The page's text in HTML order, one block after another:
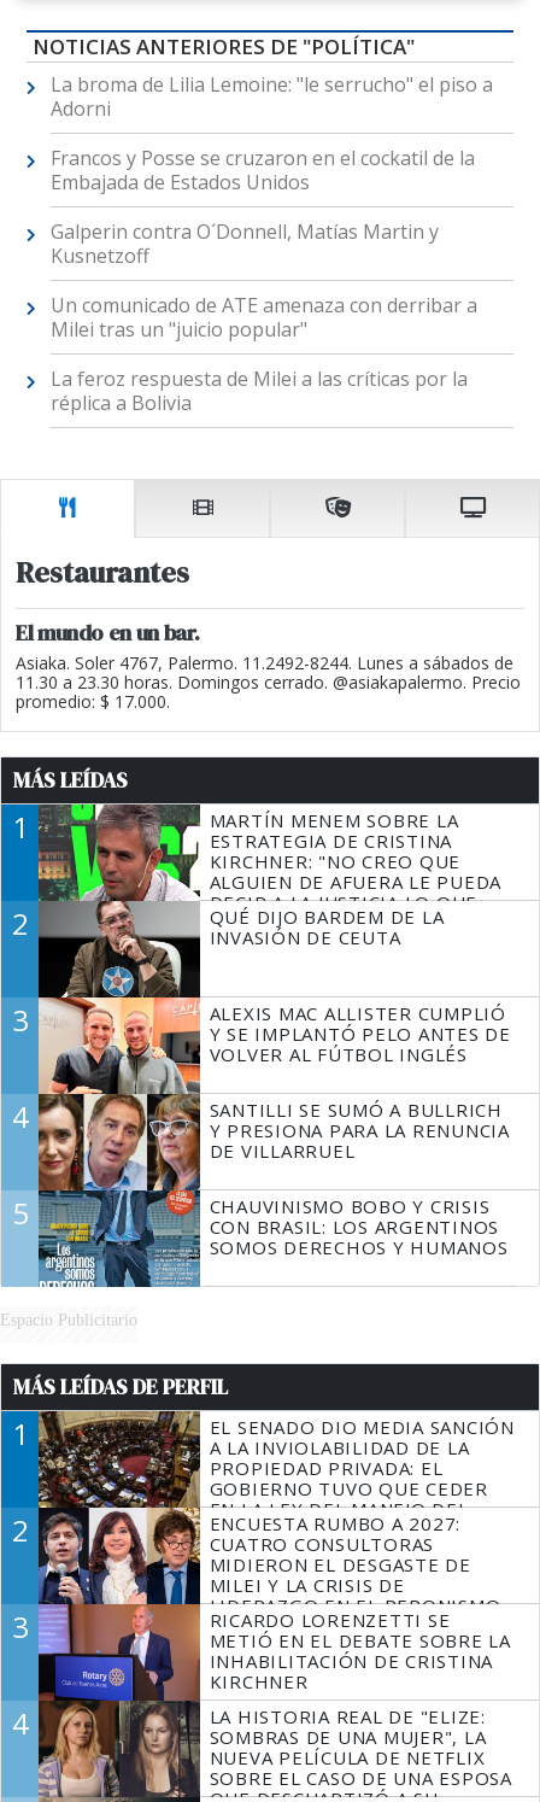
NOTICIAS ANTERIORES DE "POLÍTICA"
La broma de Lilia Lemoine: "le serrucho" el piso a
Adorni
Francos y Posse se cruzaron en el cockatil de la
Embajada de Estados Unidos
Galperin contra O´Donnell, Matías Martin y
Kusnetzoff
Un comunicado de ATE amenaza con derribar a
Milei tras un "juicio popular"
La feroz respuesta de Milei a las críticas por la
réplica a Bolivia
Restaurantes
El mundo en un bar.
Asiaka. Soler 4767, Palermo. 11.2492-8244. Lunes a sábados de
11.30 a 23.30 horas. Domingos cerrado. @asiakapalermo. Precio
promedio: $ 17.000.
MÁS LEÍDAS
1
MARTÍN MENEM SOBRE LA
ESTRATEGIA DE CRISTINA
KIRCHNER: "NO CREO QUE
ALGUIEN DE AFUERA LE PUEDA
DECIR A LA JUSTICIA LO QUE
TIENE QUE HACER"
2
QUÉ DIJO BARDEM DE LA
INVASIÓN DE CEUTA
3
ALEXIS MAC ALLISTER CUMPLIÓ
Y SE IMPLANTÓ PELO ANTES DE
VOLVER AL FÚTBOL INGLÉS
4
SANTILLI SE SUMÓ A BULLRICH
Y PRESIONA PARA LA RENUNCIA
DE VILLARRUEL
5
CHAUVINISMO BOBO Y CRISIS
CON BRASIL: LOS ARGENTINOS
SOMOS DERECHOS Y HUMANOS
Espacio Publicitario
MÁS LEÍDAS DE PERFIL
1
EL SENADO DIO MEDIA SANCIÓN
A LA INVIOLABILIDAD DE LA
PROPIEDAD PRIVADA: EL
GOBIERNO TUVO QUE CEDER
EN LA LEY DEL MANEJO DEL
FUEGO
2
ENCUESTA RUMBO A 2027:
CUATRO CONSULTORAS
MIDIERON EL DESGASTE DE
MILEI Y LA CRISIS DE
LIDERAZGO EN EL PERONISMO
3
RICARDO LORENZETTI SE
METIÓ EN EL DEBATE SOBRE LA
INHABILITACIÓN DE CRISTINA
KIRCHNER
4
LA HISTORIA REAL DE "ELIZE:
SOMBRAS DE UNA MUJER", LA
NUEVA PELÍCULA DE NETFLIX
SOBRE EL CASO DE UNA ESPOSA